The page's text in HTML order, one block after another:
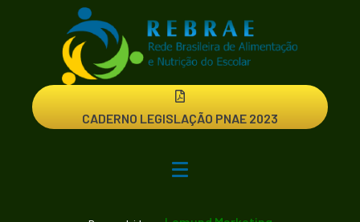
CADERNO LEGISLAÇÃO PNAE 2023